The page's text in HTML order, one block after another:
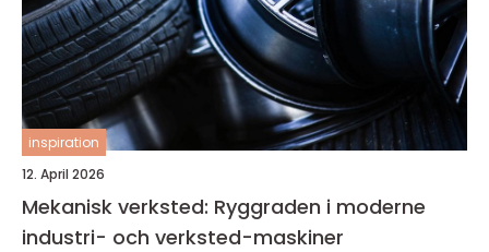
inspiration
12. April 2026
Mekanisk verksted: Ryggraden i moderne
industri- och verksted-maskiner